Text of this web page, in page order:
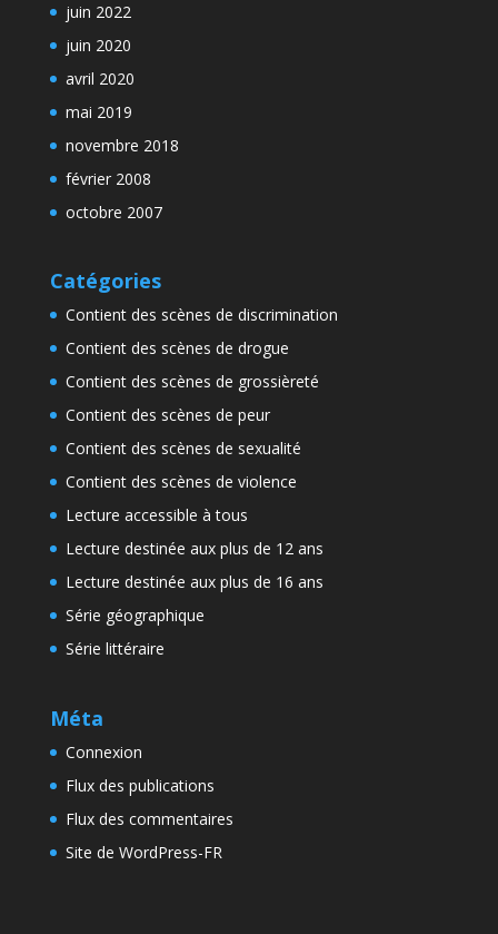
juin 2022
juin 2020
avril 2020
mai 2019
novembre 2018
février 2008
octobre 2007
Catégories
Contient des scènes de discrimination
Contient des scènes de drogue
Contient des scènes de grossièreté
Contient des scènes de peur
Contient des scènes de sexualité
Contient des scènes de violence
Lecture accessible à tous
Lecture destinée aux plus de 12 ans
Lecture destinée aux plus de 16 ans
Série géographique
Série littéraire
Méta
Connexion
Flux des publications
Flux des commentaires
Site de WordPress-FR